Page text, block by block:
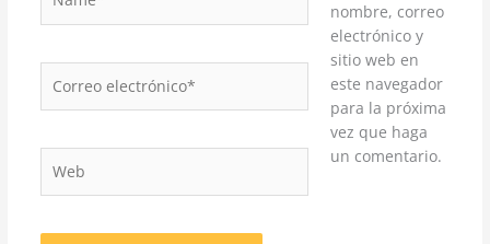
electrónico*
nombre, correo
electrónico y
sitio web en
este navegador
para la próxima
vez que haga
un comentario.